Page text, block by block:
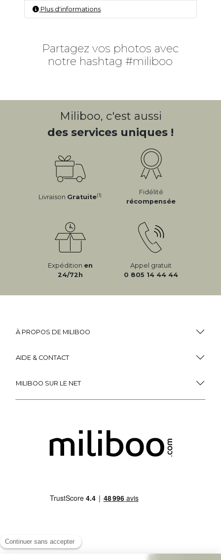
Plus d'informations
Partagez vos photos avec
notre hashtag #miliboo
Miliboo, c'est aussi
des services uniques !
Livraison Gratuite(1)
Fidélité
récompensée
Expédition en
24/72h
Appel gratuit
0 805 14 44 44
À PROPOS DE MILIBOO
AIDE & CONTACT
MILIBOO SUR LE NET